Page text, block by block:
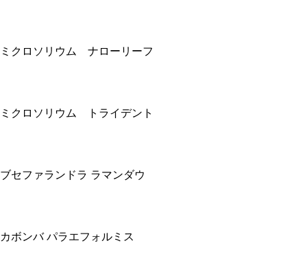
ミクロソリウム ナローリーフ
ミクロソリウム トライデント
ブセファランドラ ラマンダウ
カボンバ パラエフォルミス